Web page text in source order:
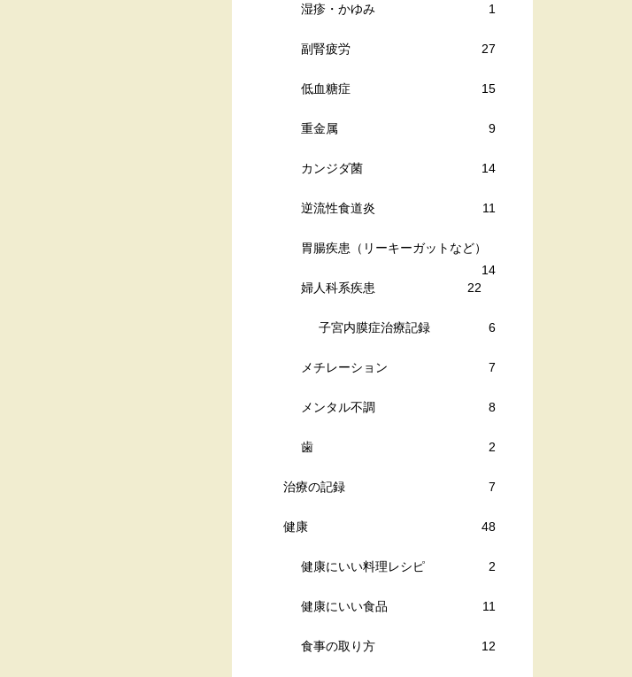
湿疹・かゆみ 1
副腎疲労 27
低血糖症 15
重金属 9
カンジダ菌 14
逆流性食道炎 11
胃腸疾患（リーキーガットなど）
14
婦人科系疾患
22
子宮内膜症治療記録 6
メチレーション 7
メンタル不調 8
歯 2
治療の記録 7
健康 48
健康にいい料理レシピ 2
健康にいい食品 11
食事の取り方 12